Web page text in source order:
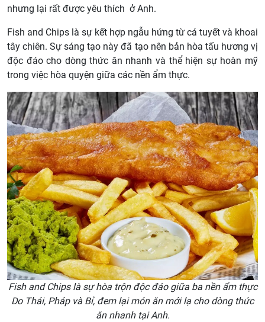
nhưng lại rất được yêu thích ở Anh.
Fish and Chips là sự kết hợp ngẫu hứng từ cá tuyết và khoai
tây chiên. Sự sáng tạo này đã tạo nên bản hòa tấu hương vị
độc đáo cho dòng thức ăn nhanh và thể hiện sự hoàn mỹ
trong việc hòa quyện giữa các nền ẩm thực.
Fish and Chips là sự hòa trộn độc đáo giữa ba nền ẩm thực
Do Thái, Pháp và Bỉ, đem lại món ăn mới lạ cho dòng thức
ăn nhanh tại Anh.